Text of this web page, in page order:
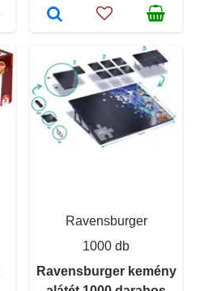
Ravensburger
1000 db
Ravensburger kemény